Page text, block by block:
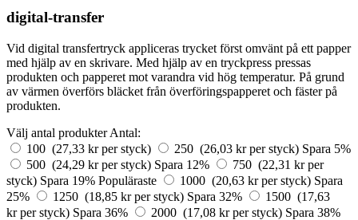
digital-transfer
Vid digital transfertryck appliceras trycket först omvänt på ett papper
med hjälp av en skrivare. Med hjälp av en tryckpress pressas
produkten och papperet mot varandra vid hög temperatur. På grund
av värmen överförs bläcket från överföringspapperet och fäster på
produkten.
Välj antal produkter Antal:
100 (27,33 kr per styck)
250 (26,03 kr per styck) Spara 5%
500 (24,29 kr per styck) Spara 12%
750 (22,31 kr per
styck) Spara 19% Populäraste 1000 (20,63 kr per styck) Spara
25%
1250 (18,85 kr per styck) Spara 32%
1500 (17,63
kr per styck) Spara 36% 2000 (17,08 kr per styck) Spara 38%